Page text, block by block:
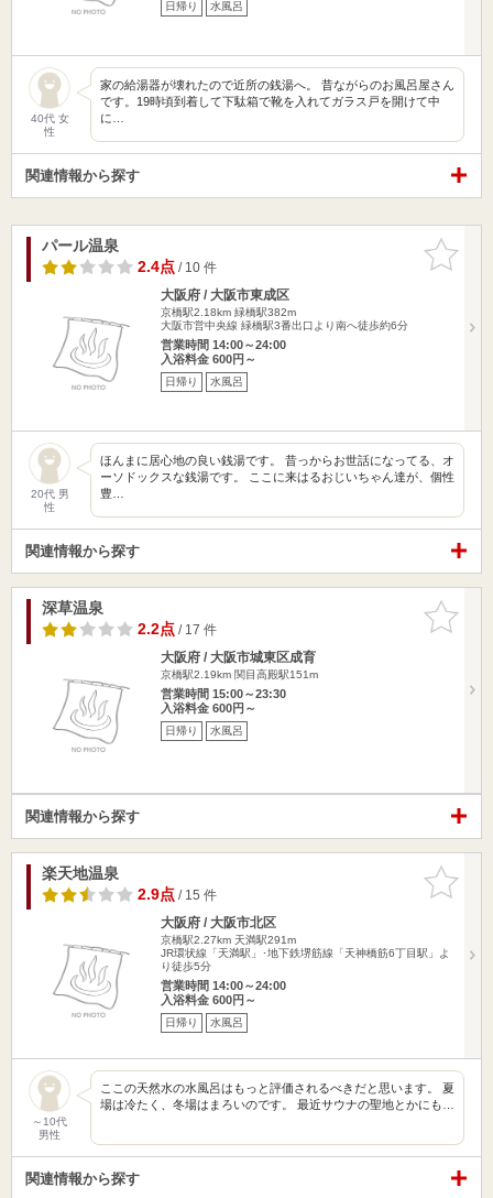
日帰り 水風呂
40代 女
性
家の給湯器が壊れたので近所の銭湯へ。 昔ながらのお風呂屋さん
です。19時頃到着して下駄箱で靴を入れてガラス戸を開けて中
に…
関連情報から探す
お気に入
りに追加
パール温泉
2.4点/ 10 件
大阪府 / 大阪市東成区
京橋駅2.18km 緑橋駅382m
大阪市営中央線 緑橋駅3番出口より南へ徒歩約6分
営業時間 14:00～24:00
入浴料金 600円～
日帰り 水風呂
20代 男
性
ほんまに居心地の良い銭湯です。 昔っからお世話になってる、オ
ーソドックスな銭湯です。 ここに来はるおじいちゃん達が、個性
豊…
関連情報から探す
お気に入
りに追加
深草温泉
2.2点/ 17 件
大阪府 / 大阪市城東区成育
京橋駅2.19km 関目高殿駅151m
営業時間 15:00～23:30
入浴料金 600円～
日帰り 水風呂
関連情報から探す
お気に入
りに追加
楽天地温泉
2.9点/ 15 件
大阪府 / 大阪市北区
京橋駅2.27km 天満駅291m
JR環状線「天満駅」･地下鉄堺筋線「天神橋筋6丁目駅」よ
り徒歩5分
営業時間 14:00～24:00
入浴料金 600円～
日帰り 水風呂
～10代
男性
ここの天然水の水風呂はもっと評価されるべきだと思います。 夏
場は冷たく、冬場はまろいのです。 最近サウナの聖地とかにも…
関連情報から探す